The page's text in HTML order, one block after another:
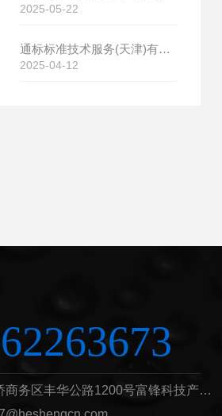
2025-05-22
通标标准技术服务(天津)有限公司选购我司HS-DR-5导热系数测试仪
2025-04-12
上海市虹桥商务区丰华公路1200号富锋科技产业园B栋201b